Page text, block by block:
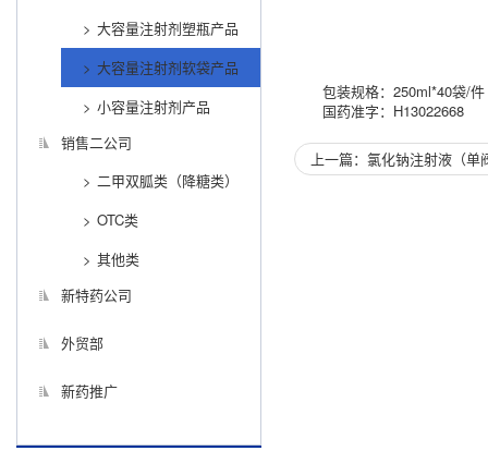
大容量注射剂塑瓶产品
大容量注射剂软袋产品
小容量注射剂产品
销售二公司
二甲双胍类（降糖类）
OTC类
其他类
新特药公司
外贸部
新药推广
包装规格：250ml*40袋/件
国药准字：H13022668
上一篇：氯化钠注射液（单